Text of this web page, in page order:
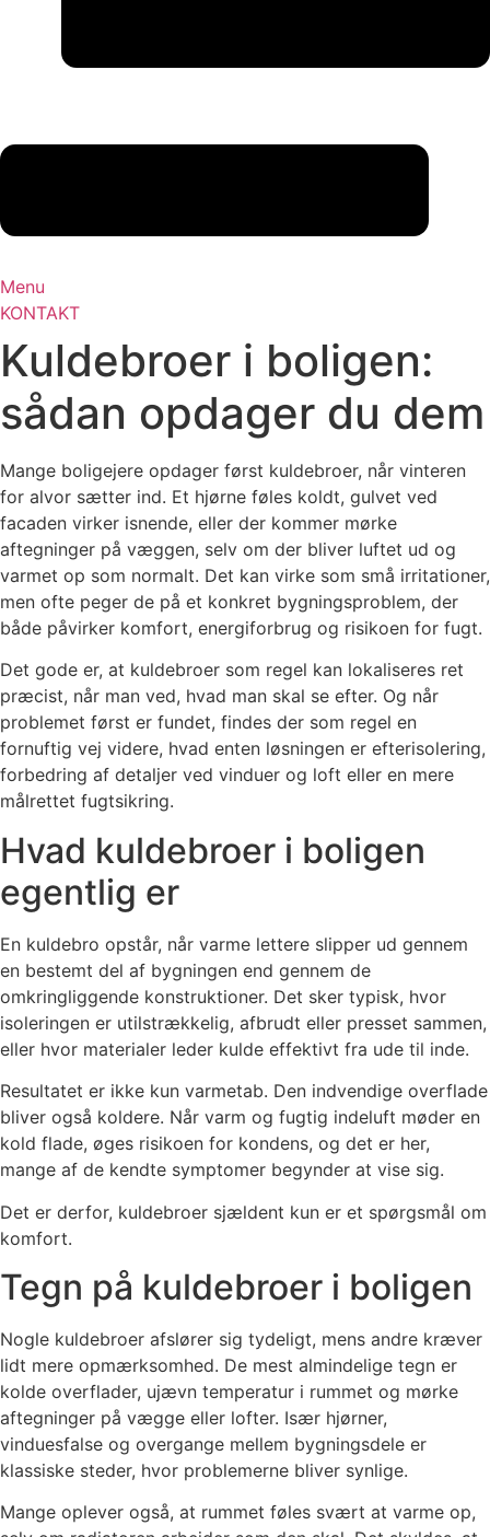
Menu
KONTAKT
Kuldebroer i boligen:
sådan opdager du dem
Mange boligejere opdager først kuldebroer, når vinteren
for alvor sætter ind. Et hjørne føles koldt, gulvet ved
facaden virker isnende, eller der kommer mørke
aftegninger på væggen, selv om der bliver luftet ud og
varmet op som normalt. Det kan virke som små irritationer,
men ofte peger de på et konkret bygningsproblem, der
både påvirker komfort, energiforbrug og risikoen for fugt.
Det gode er, at kuldebroer som regel kan lokaliseres ret
præcist, når man ved, hvad man skal se efter. Og når
problemet først er fundet, findes der som regel en
fornuftig vej videre, hvad enten løsningen er efterisolering,
forbedring af detaljer ved vinduer og loft eller en mere
målrettet fugtsikring.
Hvad kuldebroer i boligen
egentlig er
En kuldebro opstår, når varme lettere slipper ud gennem
en bestemt del af bygningen end gennem de
omkringliggende konstruktioner. Det sker typisk, hvor
isoleringen er utilstrækkelig, afbrudt eller presset sammen,
eller hvor materialer leder kulde effektivt fra ude til inde.
Resultatet er ikke kun varmetab. Den indvendige overflade
bliver også koldere. Når varm og fugtig indeluft møder en
kold flade, øges risikoen for kondens, og det er her,
mange af de kendte symptomer begynder at vise sig.
Det er derfor, kuldebroer sjældent kun er et spørgsmål om
komfort.
Tegn på kuldebroer i boligen
Nogle kuldebroer afslører sig tydeligt, mens andre kræver
lidt mere opmærksomhed. De mest almindelige tegn er
kolde overflader, ujævn temperatur i rummet og mørke
aftegninger på vægge eller lofter. Især hjørner,
vinduesfalse og overgange mellem bygningsdele er
klassiske steder, hvor problemerne bliver synlige.
Mange oplever også, at rummet føles svært at varme op,